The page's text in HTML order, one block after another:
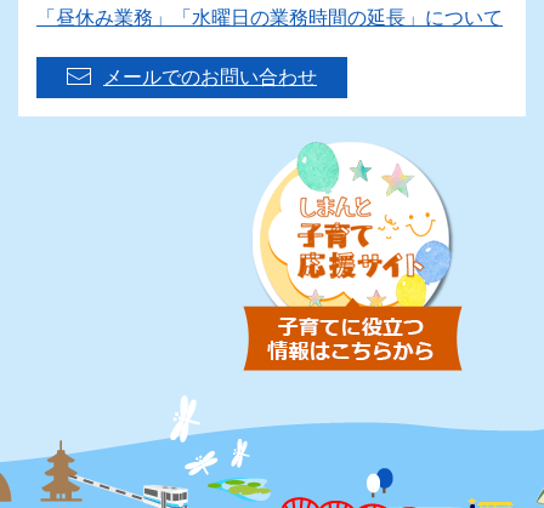
「昼休み業務」「水曜日の業務時間の延長」について
メールでのお問い合わせ